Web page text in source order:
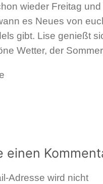
wieder Freitag und
es Neues von
gibt. Lise genießt
Wetter, der
einen
Adresse wird nicht